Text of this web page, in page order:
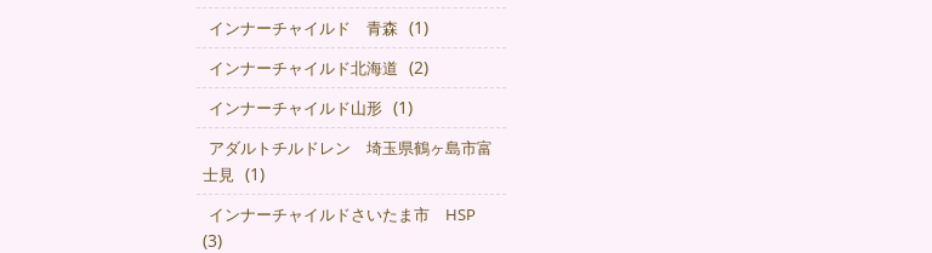
インナーチャイルド 青森 (1)
インナーチャイルド北海道 (2)
インナーチャイルド山形 (1)
アダルトチルドレン 埼玉県鶴ヶ島市富
士見 (1)
インナーチャイルドさいたま市 HSP
(3)